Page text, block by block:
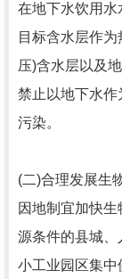
在地下水饮用水
目标含水层作
压)含水层以及
禁止以地下水作
污染。
(二)合理发展生
因地制宜加快
源条件的县城、
小工业园区集